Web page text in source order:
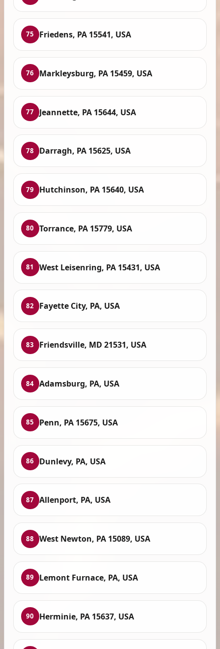
75 Friedens, PA 15541, USA
76 Markleysburg, PA 15459, USA
77 Jeannette, PA 15644, USA
78 Darragh, PA 15625, USA
79 Hutchinson, PA 15640, USA
80 Torrance, PA 15779, USA
81 West Leisenring, PA 15431, USA
82 Fayette City, PA, USA
83 Friendsville, MD 21531, USA
84 Adamsburg, PA, USA
85 Penn, PA 15675, USA
86 Dunlevy, PA, USA
87 Allenport, PA, USA
88 West Newton, PA 15089, USA
89 Lemont Furnace, PA, USA
90 Herminie, PA 15637, USA